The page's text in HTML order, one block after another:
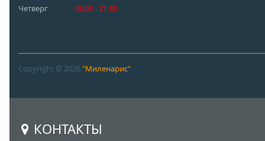
Четверг
08:00 - 21:30
Copyright © 2026"Миленарис"
КОНТАКТЫ